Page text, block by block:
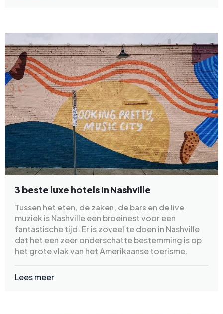
3 beste luxe hotels in Nashville
Tussen het eten, de zaken, de bars en de live
muziek is Nashville een broeinest voor een
fantastische tijd. Er is zoveel te doen in Nashville
dat het een zeer onderschatte bestemming is op
het grote vlak van het Amerikaanse toerisme.
Lees meer